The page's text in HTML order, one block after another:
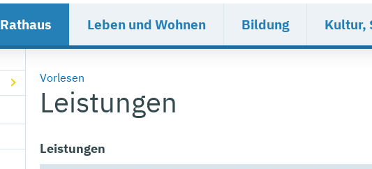
Rathaus Leben und Wohnen Bildung Kultur,
Vorlesen
Leistungen
Leistungen